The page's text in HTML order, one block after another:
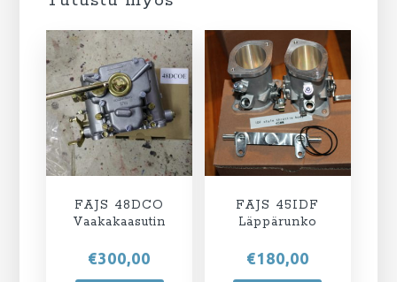
FAJS 48DCO
Vaakakaasutin
€300,00
FAJS 45IDF
Läppärunko
€180,00